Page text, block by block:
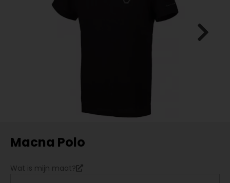
Macna Polo
Wat is mijn maat?